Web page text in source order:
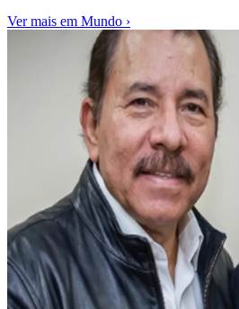
Ver mais em Mundo ›